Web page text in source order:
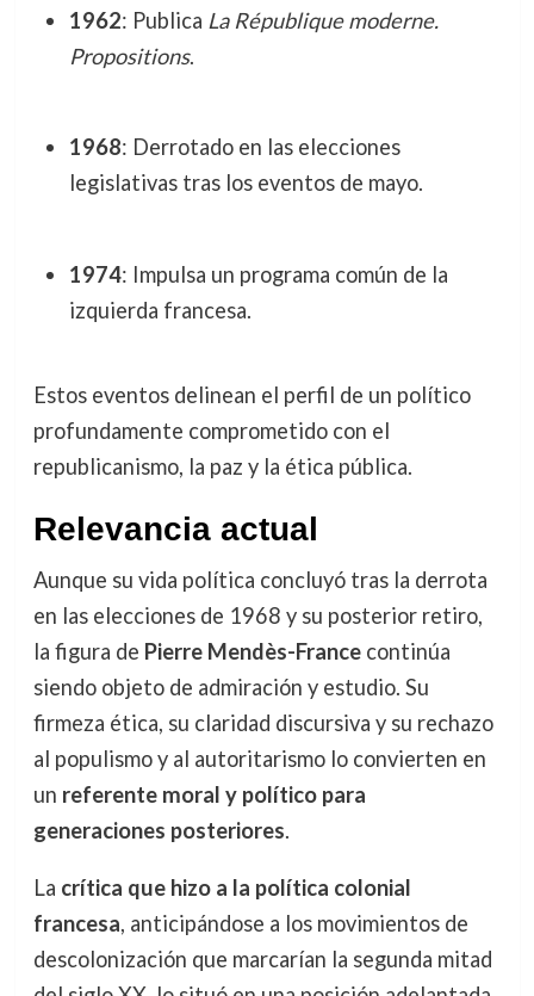
1962: Publica La République moderne.
Propositions.
1968: Derrotado en las elecciones
legislativas tras los eventos de mayo.
1974: Impulsa un programa común de la
izquierda francesa.
Estos eventos delinean el perfil de un político
profundamente comprometido con el
republicanismo, la paz y la ética pública.
Relevancia actual
Aunque su vida política concluyó tras la derrota
en las elecciones de 1968 y su posterior retiro,
la figura de Pierre Mendès-Francecontinúa
siendo objeto de admiración y estudio. Su
firmeza ética, su claridad discursiva y su rechazo
al populismo y al autoritarismo lo convierten en
un referente moral y político para
generaciones posteriores.
La crítica que hizo a la política colonial
francesa, anticipándose a los movimientos de
descolonización que marcarían la segunda mitad